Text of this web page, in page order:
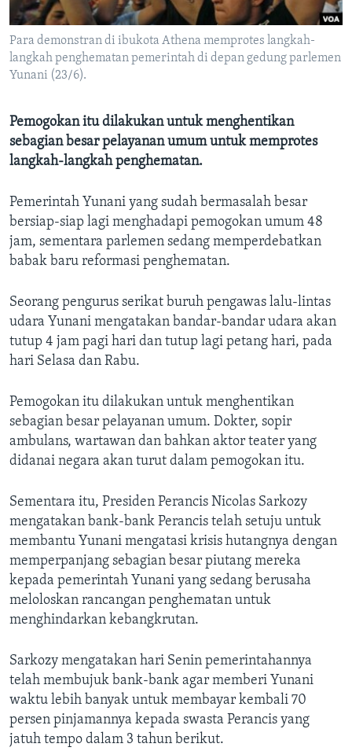
Para demonstran di ibukota Athena memprotes langkah-
langkah penghematan pemerintah di depan gedung parlemen
Yunani (23/6).
Pemogokan itu dilakukan untuk menghentikan
sebagian besar pelayanan umum untuk memprotes
langkah-langkah penghematan.
Pemerintah Yunani yang sudah bermasalah besar
bersiap-siap lagi menghadapi pemogokan umum 48
jam, sementara parlemen sedang memperdebatkan
babak baru reformasi penghematan.
Seorang pengurus serikat buruh pengawas lalu-lintas
udara Yunani mengatakan bandar-bandar udara akan
tutup 4 jam pagi hari dan tutup lagi petang hari, pada
hari Selasa dan Rabu.
Pemogokan itu dilakukan untuk menghentikan
sebagian besar pelayanan umum. Dokter, sopir
ambulans, wartawan dan bahkan aktor teater yang
didanai negara akan turut dalam pemogokan itu.
Sementara itu, Presiden Perancis Nicolas Sarkozy
mengatakan bank-bank Perancis telah setuju untuk
membantu Yunani mengatasi krisis hutangnya dengan
memperpanjang sebagian besar piutang mereka
kepada pemerintah Yunani yang sedang berusaha
meloloskan rancangan penghematan untuk
menghindarkan kebangkrutan.
Sarkozy mengatakan hari Senin pemerintahannya
telah membujuk bank-bank agar memberi Yunani
waktu lebih banyak untuk membayar kembali 70
persen pinjamannya kepada swasta Perancis yang
jatuh tempo dalam 3 tahun berikut.